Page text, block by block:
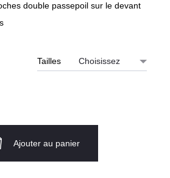
double passepoil sur le devant
Tailles
Ajouter au panier